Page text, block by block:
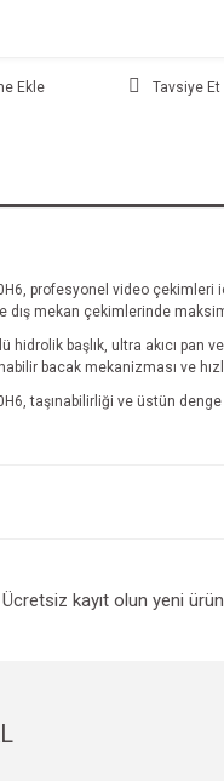
Tavsiye Et
profesyonel video çekimleri
dış mekan çekimlerinde
hidrolik başlık, ultra akıcı
bacak mekanizması ve
taşınabilirliği ve üstün
hatalar bulunuyor.
Ücretsiz kayıt olun yeni